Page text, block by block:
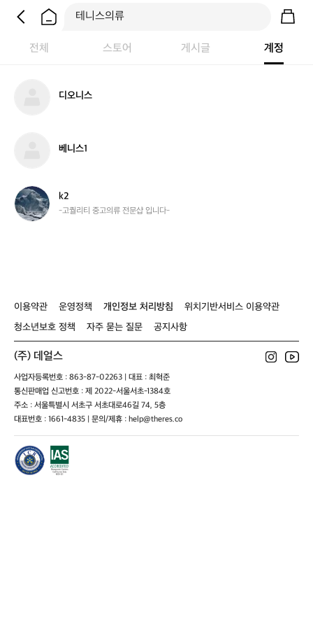
전체 스토어 게시글 계정
디오니스
베니스1
k
2
k2
-고퀄리티 중고의류 전문샵 입니다-
이용약관 운영정책 개인정보 처리방침
위치기반서비스 이용약관
청소년보호 정책
자주 묻는 질문 공지사항
(주) 데얼스
사업자등록번호 : 863-87-02263 | 대표 : 최혁준
통신판매업 신고번호 : 제 2022-서울서초-1384호
주소 : 서울특별시 서초구 서초대로46길 74, 5층
대표번호 : 1661-4835 | 문의/제휴 : help@theres.co